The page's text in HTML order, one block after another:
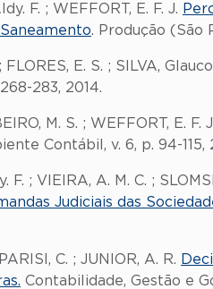
F. ; WEFFORT, E. F. J.
. Produção (São
E. S. ; SILVA, Glauco
283, 2014.
M. S. ; WEFFORT, E. F.
Contábil, v. 6, p. 94-115,
F. ; VIEIRA, A. M. C. ;
Judiciais das
C. ; JUNIOR, A. R.
Contabilidade, Gestão e